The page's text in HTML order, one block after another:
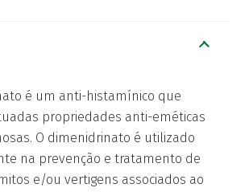
é um anti-histamínico que
propriedades anti-eméticas
O dimenidrinato é utilizado
na prevenção e tratamento de
e/ou vertigens associados ao